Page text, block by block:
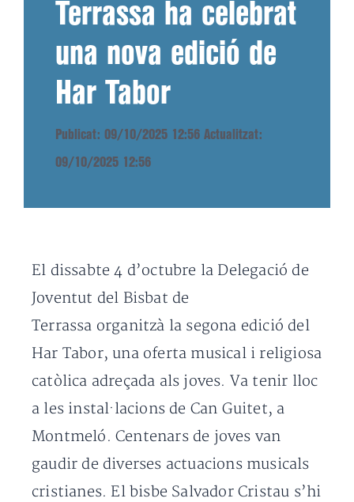
Terrassa ha celebrat
una nova edició de
Har Tabor
Publicat: 09/10/2025 12:56 Actualitzat:
09/10/2025 12:56
El dissabte 4 d’octubre la Delegació de
Joventut del Bisbat de
Terrassa organitzà la segona edició del
Har Tabor, una oferta musical i religiosa
catòlica adreçada als joves. Va tenir lloc
a les instal·lacions de Can Guitet, a
Montmeló. Centenars de joves van
gaudir de diverses actuacions musicals
cristianes. El bisbe Salvador Cristau s’hi